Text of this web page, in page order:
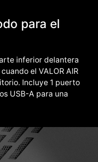
para el
inferior delantera
el VALOR AIR
Incluye 1 puerto
USB-A para una